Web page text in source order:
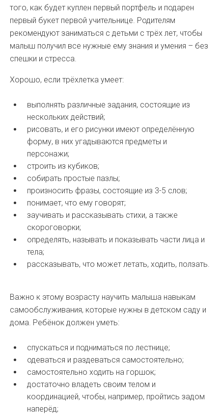
того, как будет куплен первый портфель и подарен
первый букет первой учительнице. Родителям
рекомендуют заниматься с детьми с трёх лет, чтобы
малыш получил все нужные ему знания и умения – без
спешки и стресса.
Хорошо, если трёхлетка умеет:
выполнять различные задания, состоящие из
нескольких действий;
рисовать, и его рисунки имеют определённую
форму, в них угадываются предметы и
персонажи;
строить из кубиков;
собирать простые пазлы;
произносить фразы, состоящие из 3-5 слов;
понимает, что ему говорят;
заучивать и рассказывать стихи, а также
скороговорки;
определять, называть и показывать части лица и
тела;
рассказывать, что может летать, ходить, ползать.
Важно к этому возрасту научить малыша навыкам
самообслуживания, которые нужны в детском саду и
дома. Ребёнок должен уметь:
спускаться и подниматься по лестнице;
одеваться и раздеваться самостоятельно;
самостоятельно ходить на горшок;
достаточно владеть своим телом и
координацией, чтобы, например, пройтись задом
наперёд;